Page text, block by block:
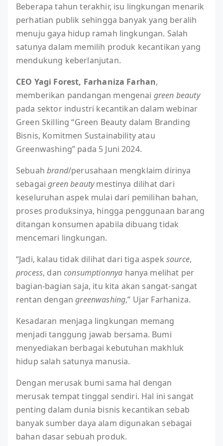
Beberapa tahun terakhir, isu lingkungan menarik
perhatian publik sehingga banyak yang beralih
menuju gaya hidup ramah lingkungan. Salah
satunya dalam memilih produk kecantikan yang
mendukung keberlanjutan.
CEO Yagi Forest, Farhaniza Farhan,
memberikan pandangan mengenai green beauty
pada sektor industri kecantikan dalam webinar
Green Skilling “Green Beauty dalam Branding
Bisnis, Komitmen Sustainability atau
Greenwashing” pada 5 Juni 2024.
Sebuahbrand/perusahaan mengklaim dirinya
sebagaigreen beautymestinya dilihat dari
keseluruhan aspek mulai dari pemilihan bahan,
proses produksinya, hingga penggunaan barang
ditangan konsumen apabila dibuang tidak
mencemari lingkungan.
“Jadi, kalau tidak dilihat dari tiga aspek source,
process, danconsumptionnya hanya melihat per
bagian-bagian saja, itu kita akan sangat-sangat
rentan dengangreenwashing,” Ujar Farhaniza.
Kesadaran menjaga lingkungan memang
menjadi tanggung jawab bersama. Bumi
menyediakan berbagai kebutuhan makhluk
hidup salah satunya manusia.
Dengan merusak bumi sama hal dengan
merusak tempat tinggal sendiri. Hal ini sangat
penting dalam dunia bisnis kecantikan sebab
banyak sumber daya alam digunakan sebagai
bahan dasar sebuah produk.